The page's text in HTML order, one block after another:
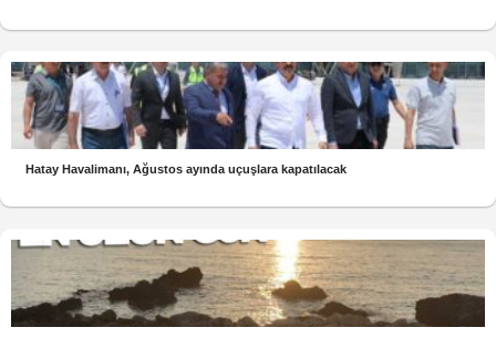
Hatay Havalimanı, Ağustos ayında uçuşlara kapatılacak